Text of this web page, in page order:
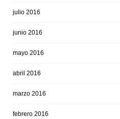
julio 2016
junio 2016
mayo 2016
abril 2016
marzo 2016
febrero 2016